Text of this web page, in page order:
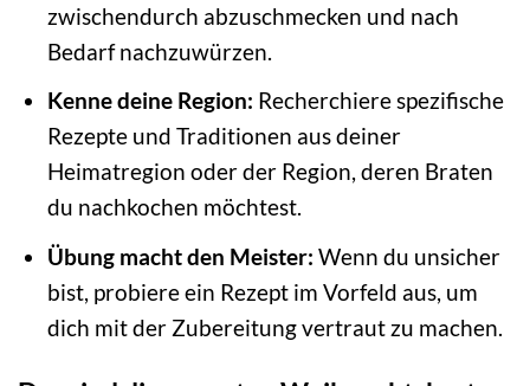
zwischendurch abzuschmecken und nach
Bedarf nachzuwürzen.
Kenne deine Region: Recherchiere spezifische
Rezepte und Traditionen aus deiner
Heimatregion oder der Region, deren Braten
du nachkochen möchtest.
Übung macht den Meister: Wenn du unsicher
bist, probiere ein Rezept im Vorfeld aus, um
dich mit der Zubereitung vertraut zu machen.